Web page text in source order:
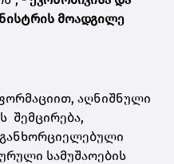
მოადგილე
აღნიშნული
შემცირება,
სამუშაოების